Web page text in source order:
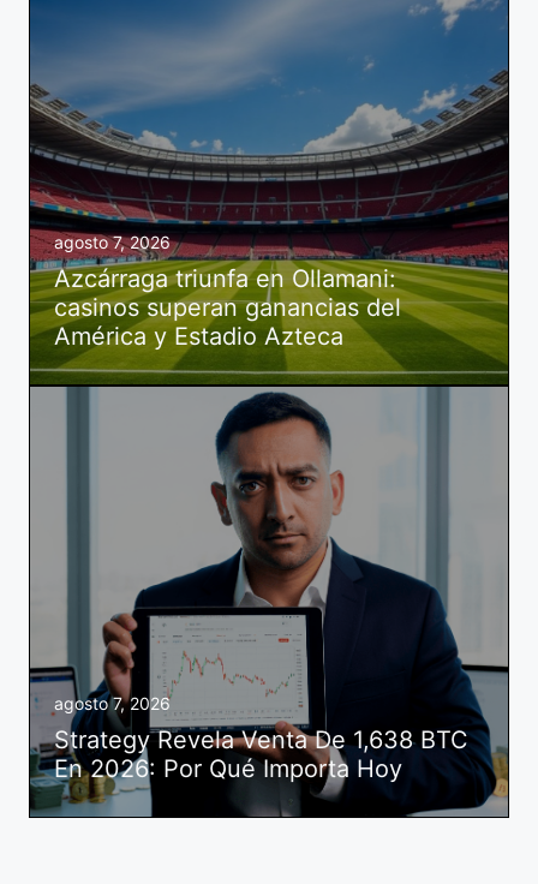
agosto 7, 2026
Azcárraga triunfa en Ollamani:
casinos superan ganancias del
América y Estadio Azteca
agosto 7, 2026
Strategy Revela Venta De 1,638 BTC
En 2026: Por Qué Importa Hoy